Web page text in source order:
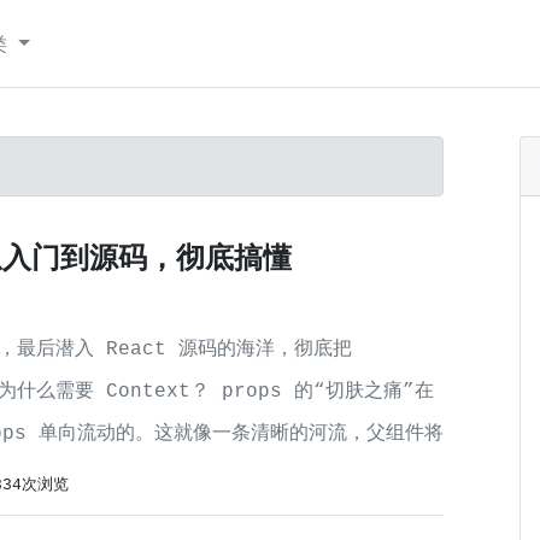
门到源码，彻底搞懂
最后潜入 React 源码的海洋，彻底把
什么需要 Context？ props 的“切肤之痛”在
单向流动的。这就像一条清晰的河流，父组件将
次浏览